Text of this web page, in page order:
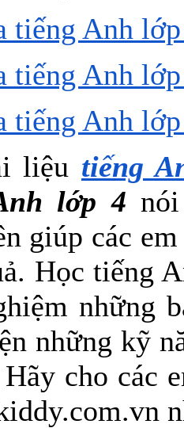
tiếng Anh
tiếng Anh
tiếng Anh
liệu tiếng
lớp 4
giúp các
Học tiếng
những
những kỹ
cho các